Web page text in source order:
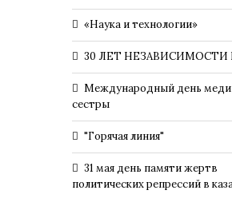
«Наука и технологии»
30 ЛЕТ НЕЗАВИСИМОСТИ
Международный день
сестры
"Горячая линия"
31 мая день памяти жертв
политических репрессий в